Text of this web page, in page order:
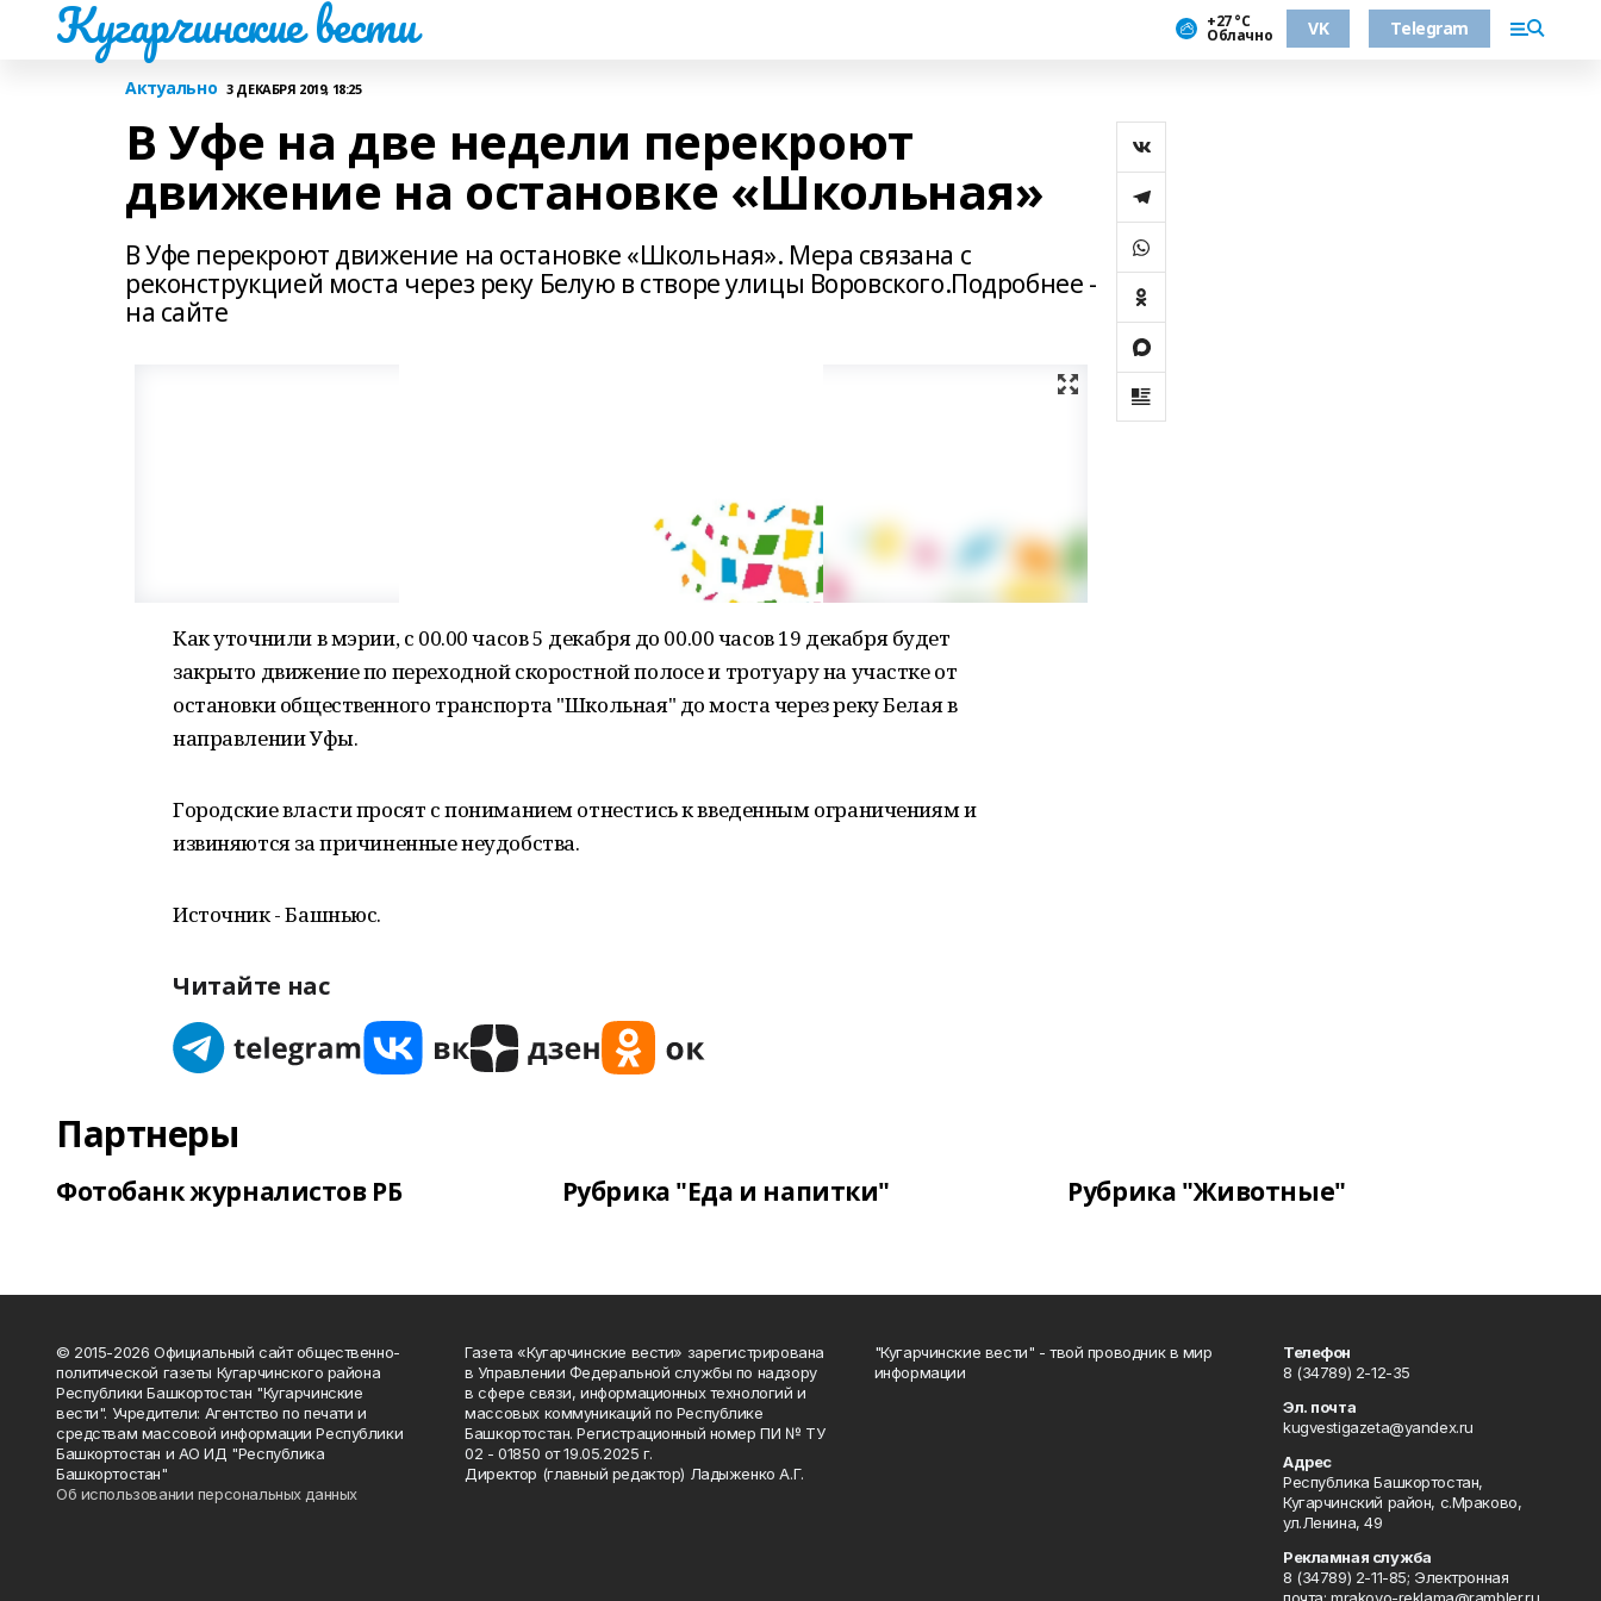
Кугарчинские вести +27 °С
Облачно VK Telegram
Актуально 3 ДЕКАБРЯ 2019, 18:25
В Уфе на две недели перекроют
движение на остановке «Школьная»
В Уфе перекроют движение на остановке «Школьная». Мера связана с
реконструкцией моста через реку Белую в створе улицы Воровского.Подробнее -
на сайте
Как уточнили в мэрии, с 00.00 часов 5 декабря до 00.00 часов 19 декабря будет
закрыто движение по переходной скоростной полосе и тротуару на участке от
остановки общественного транспорта "Школьная" до моста через реку Белая в
направлении Уфы.
Городские власти просят с пониманием отнестись к введенным ограничениям и
извиняются за причиненные неудобства.
Источник - Башньюс.
Читайте нас
Партнеры
Фотобанк журналистов РБ Рубрика "Еда и напитки" Рубрика "Животные"
© 2015-2026 Официальный сайт общественно-
политической газеты Кугарчинского района
Республики Башкортостан "Кугарчинские
вести". Учредители: Агентство по печати и
средствам массовой информации Республики
Башкортостан и АО ИД "Республика
Башкортостан"
Об использовании персональных данных
Газета «Кугарчинские вести» зарегистрирована
в Управлении Федеральной службы по надзору
в сфере связи, информационных технологий и
массовых коммуникаций по Республике
Башкортостан. Регистрационный номер ПИ № ТУ
02 - 01850 от 19.05.2025 г.
Директор (главный редактор) Ладыженко А.Г.
"Кугарчинские вести" - твой проводник в мир
информации
Телефон
8 (34789) 2-12-35
Эл. почта
kugvestigazeta@yandex.ru
Адрес
Республика Башкортостан,
Кугарчинский район, с.Мраково,
ул.Ленина, 49
Рекламная служба
8 (34789) 2-11-85; Электронная